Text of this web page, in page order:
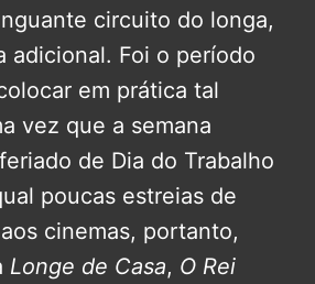
circuito do longa,
adicional. Foi o período
em prática tal
vez que a semana
de Dia do Trabalho
poucas estreias de
cinemas, portanto,
Longe de Casa, O Rei